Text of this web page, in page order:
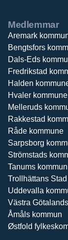
Medlemmar
Aremark
Bengtsfors
Dals-Eds
Fredrikstad
Halden
Hvaler kommune
Melleruds
Rakkestad
Råde kommune
Sarpsborg
Strömstads
Tanums kommun
Trollhättans Stad
Uddevalla
Västra
Åmåls kommun
Østfold